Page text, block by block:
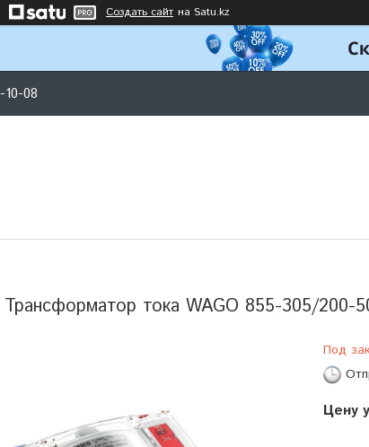
Создать сайт на Satu.kz
08
тока WAGO 855-305/200-
Под
Цену